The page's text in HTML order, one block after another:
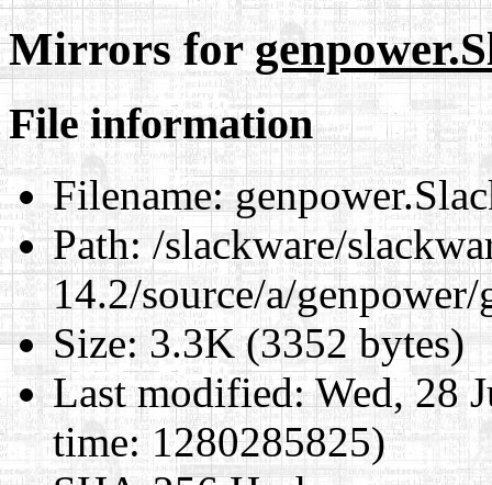
Mirrors for
File information
Filename:
Path:/slackware/
14.2/source/a/
Size:3.3K (3352 bytes)
Last modified:Wed, 28
time: 1280285825)